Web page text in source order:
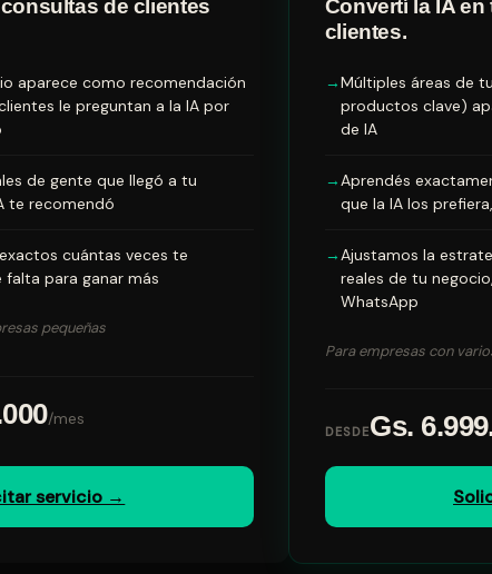
de clientes
aparece como recomendación
le preguntan a la IA por
de gente que llegó a tu
te recomendó
cuántas veces te
para ganar más
pequeñas
/mes
servicio →
Convertí la IA
clientes.
Múltiples áreas de
productos clave)
de IA
Aprendés
que la IA los
Ajustamos la
reales de tu
WhatsApp
Para empresas con
DESDEGs.